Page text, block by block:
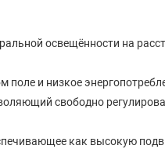
освещённости на
поле и низкое
свободно
как высокую